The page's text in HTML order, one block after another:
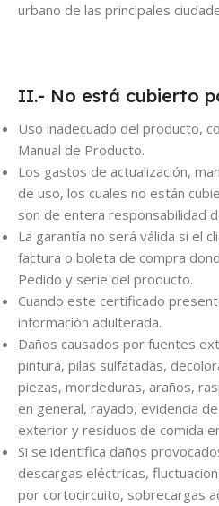
urbano de las principales
II.- No está cubierto
Uso inadecuado del producto,
Manual de Producto.
Los gastos de actualización,
de uso, los cuales no están
son de entera responsabilidad
La garantía no será válida si el
factura o boleta de compra
Pedido y serie del producto.
Cuando este certificado
información adulterada.
Daños causados por fuentes
pintura, pilas sulfatadas,
piezas, mordeduras, araños,
en general, rayado, evidencia
exterior y residuos de comida
Si se identifica daños
descargas eléctricas,
por cortocircuito, sobrecargas